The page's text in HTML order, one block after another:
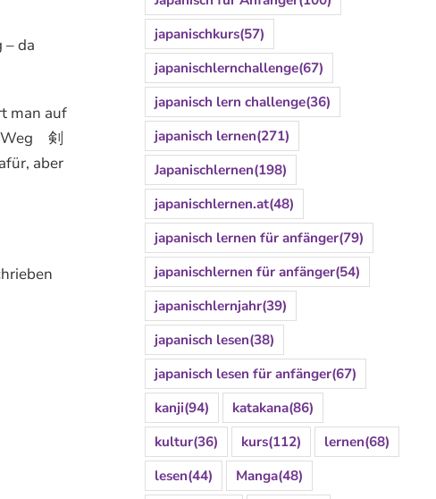
– da
man auf
Weg 剣
aber
japanischkurs(57)
japanischlernchallenge(67)
japanisch lern challenge(36)
japanisch lernen(271)
Japanischlernen(198)
japanischlernen.at(48)
japanisch lernen für anfänger(79)
japanischlernen für anfänger(54)
japanischlernjahr(39)
japanisch lesen(38)
japanisch lesen für anfänger(67)
kanji(94) katakana(86)
kultur(36) kurs(112) lernen(68)
lesen(44) Manga(48)